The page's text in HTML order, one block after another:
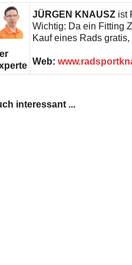
JÜRGEN KNAUSZ ist
Wichtig: Da ein Fitting
Kauf eines Rads
Web:
interessant ...